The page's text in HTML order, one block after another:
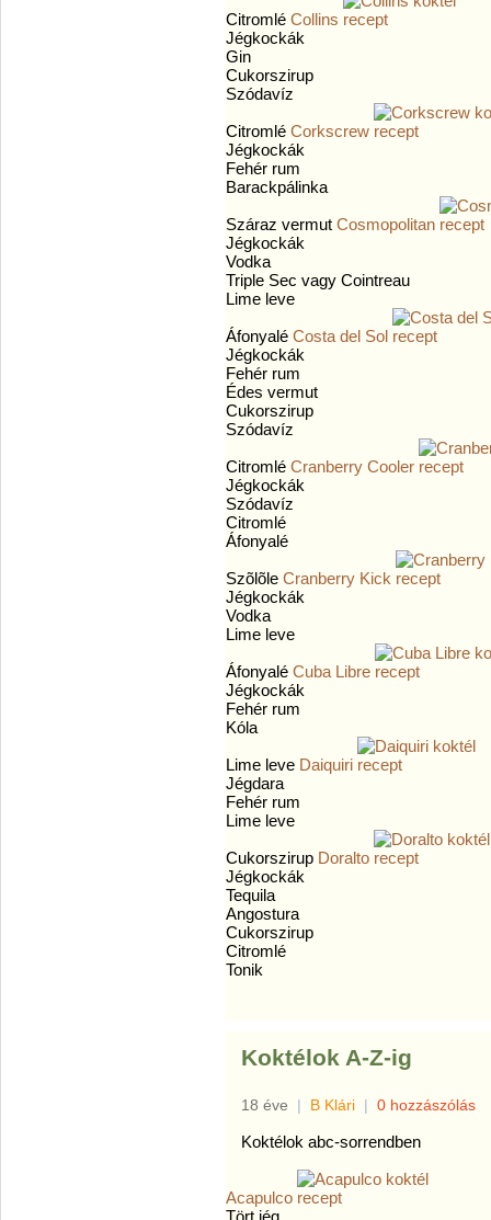
Citromlé Collins
Jégkockák
Gin
Cukorszirup
Szódavíz
Citromlé Corkscrew
Jégkockák
Fehér rum
Barackpálinka
Száraz vermut Cosmopolitan
Jégkockák
Vodka
Triple Sec vagy Cointreau
Lime leve
Áfonyalé Costa del Sol
Jégkockák
Fehér rum
Édes vermut
Cukorszirup
Szódavíz
Citromlé Cranberry Cooler
Jégkockák
Szódavíz
Citromlé
Áfonyalé
Szõlõle Cranberry Kick
Jégkockák
Vodka
Lime leve
Áfonyalé Cuba Libre
Jégkockák
Fehér rum
Kóla
Lime leve Daiquiri
Jégdara
Fehér rum
Lime leve
Cukorszirup Doralto
Jégkockák
Tequila
Angostura
Cukorszirup
Citromlé
Tonik
Koktélok A-Z-ig
18 éve | B Klári | 0 hozzászólás
Koktélok abc-sorrendben
Acapulco
Tört jég